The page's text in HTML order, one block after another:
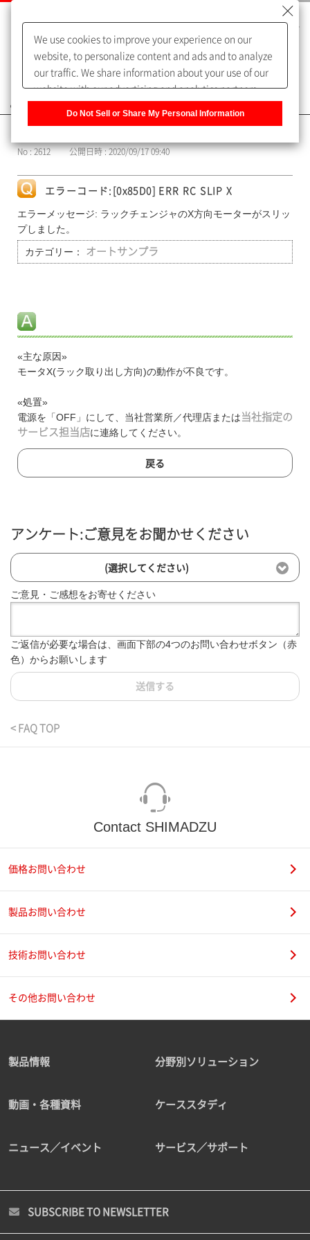
よくあるご質問（FAQ）
No : 2612 公開日時 : 2020/09/17 09:40
エラーコード:[0x85D0] ERR RC SLIP X
エラーメッセージ: ラックチェンジャのX方向モーターがスリッ
プしました。
カテゴリー： オートサンプラ
«主な原因»
モータX(ラック取り出し方向)の動作が不良です。
«処置»
電源を「OFF」にして、当社営業所／代理店または 当社指定の
サービス担当店に連絡してください。
戻る
アンケート:ご意見をお聞かせください
(選択してください)
ご意見・ご感想をお寄せください
ご返信が必要な場合は、画面下部の4つのお問い合わせボタン（赤
色）からお願いします
送信する
< FAQ TOP
Contact SHIMADZU
価格お問い合わせ
製品お問い合わせ
技術お問い合わせ
その他お問い合わせ
製品情報 分野別ソリューション
動画・各種資料 ケーススタディ
ニュース／イベント サービス／サポート
SUBSCRIBE TO NEWSLETTER
We use cookies to improve your experience on our
website, to personalize content and ads and to analyze
our traffic. We share information about your use of our
website with our advertising and analytics partners,
of our sharing information about you with our partners.
Information] to customize your cookie settings on our
Do Not Sell or Share My Personal Information